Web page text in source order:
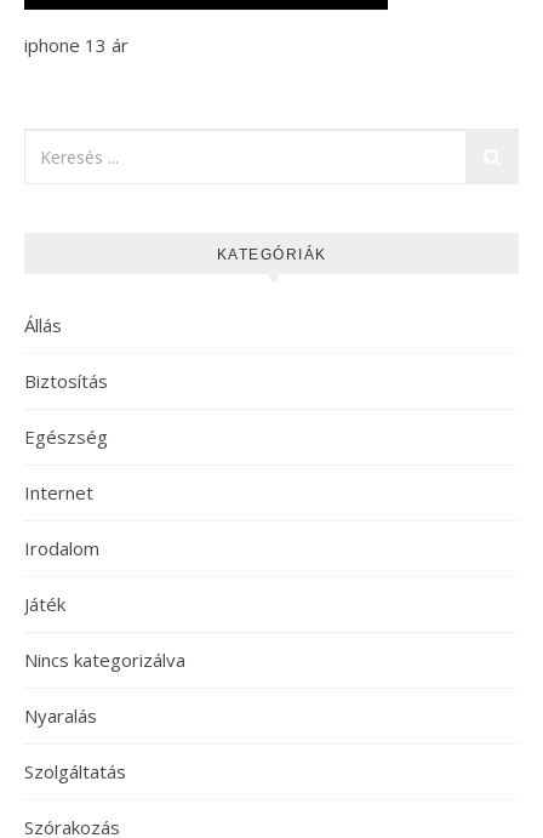
iphone 13 ár
KATEGÓRIÁK
Állás
Biztosítás
Egészség
Internet
Irodalom
Játék
Nincs kategorizálva
Nyaralás
Szolgáltatás
Szórakozás